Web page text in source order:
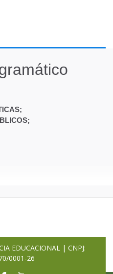
EDUCACIONAL | CNPJ:
0001-26